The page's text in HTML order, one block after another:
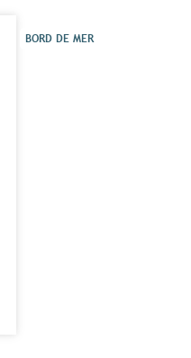
BORD DE MER